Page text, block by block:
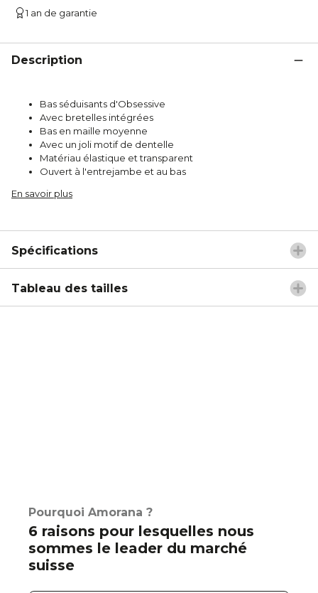
1 an de garantie
Description
Bas séduisants d'Obsessive
Avec bretelles intégrées
Bas en maille moyenne
Avec un joli motif de dentelle
Matériau élastique et transparent
Ouvert à l'entrejambe et au bas
En savoir plus
Spécifications
Tableau des tailles
Pourquoi Amorana ?
6 raisons pour lesquelles nous
sommes le leader du marché
suisse